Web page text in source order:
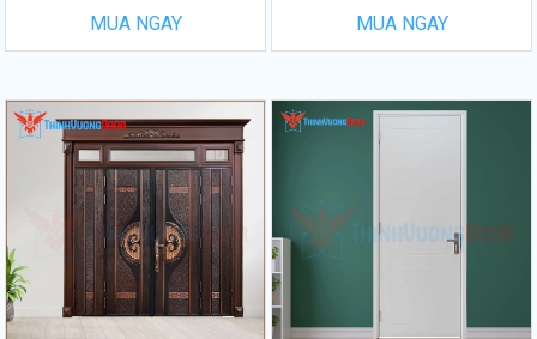
MUA NGAY MUA NGAY